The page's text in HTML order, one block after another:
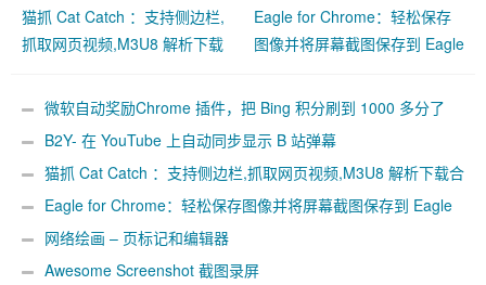
猫抓 Cat Catch ：支持侧边栏,
抓取网页视频,M3U8 解析下载
Eagle for Chrome：轻松保存
图像并将屏幕截图保存到 Eagle
微软自动奖励Chrome 插件，把 Bing 积分刷到 1000 多分了
B2Y- 在 YouTube 上自动同步显示 B 站弹幕
猫抓 Cat Catch ：支持侧边栏,抓取网页视频,M3U8 解析下载合
并工具Eagle for Chrome：轻松保存图像并将屏幕截图保存到 Eagle
App网络绘画 – 页标记和编辑器
Awesome Screenshot 截图录屏